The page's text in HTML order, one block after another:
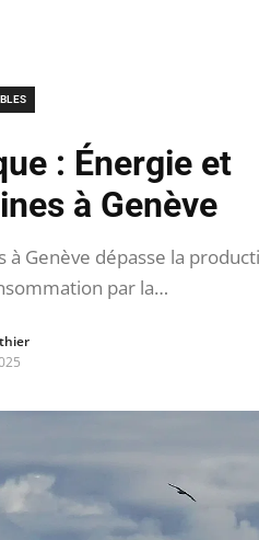
: Énergie et
à Genève
Genève dépasse la
par la…